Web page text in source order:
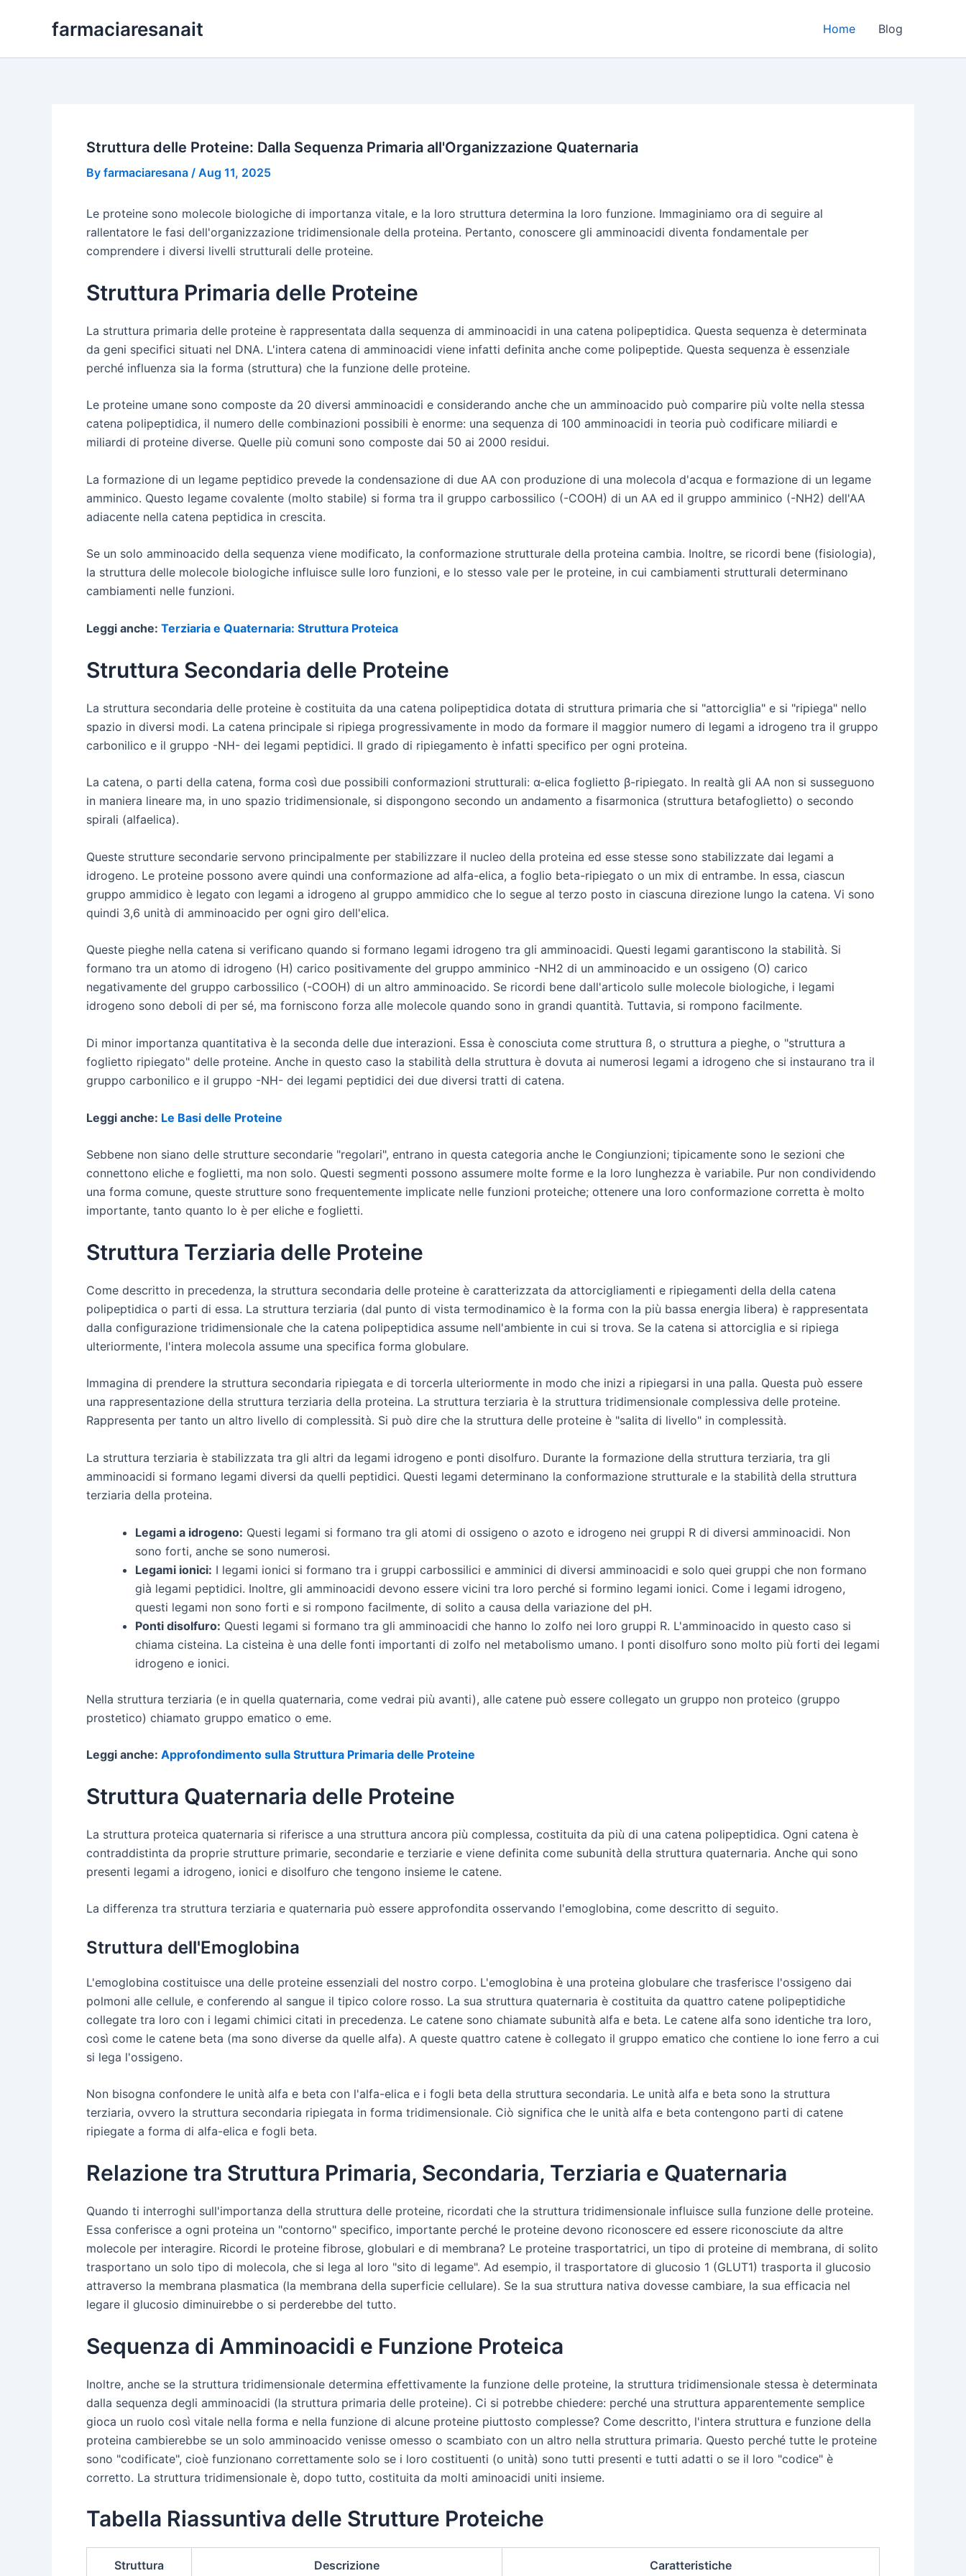
farmaciaresanait Home Blog
Struttura delle Proteine: Dalla Sequenza Primaria all'Organizzazione Quaternaria
By farmaciaresana / Aug 11, 2025
Le proteine sono molecole biologiche di importanza vitale, e la loro struttura determina la loro funzione. Immaginiamo ora di seguire al
rallentatore le fasi dell'organizzazione tridimensionale della proteina. Pertanto, conoscere gli amminoacidi diventa fondamentale per
comprendere i diversi livelli strutturali delle proteine.
Struttura Primaria delle Proteine
La struttura primaria delle proteine è rappresentata dalla sequenza di amminoacidi in una catena polipeptidica. Questa sequenza è determinata
da geni specifici situati nel DNA. L'intera catena di amminoacidi viene infatti definita anche come polipeptide. Questa sequenza è essenziale
perché influenza sia la forma (struttura) che la funzione delle proteine.
Le proteine umane sono composte da 20 diversi amminoacidi e considerando anche che un amminoacido può comparire più volte nella stessa
catena polipeptidica, il numero delle combinazioni possibili è enorme: una sequenza di 100 amminoacidi in teoria può codificare miliardi e
miliardi di proteine diverse. Quelle più comuni sono composte dai 50 ai 2000 residui.
La formazione di un legame peptidico prevede la condensazione di due AA con produzione di una molecola d'acqua e formazione di un legame
amminico. Questo legame covalente (molto stabile) si forma tra il gruppo carbossilico (-COOH) di un AA ed il gruppo amminico (-NH2) dell'AA
adiacente nella catena peptidica in crescita.
Se un solo amminoacido della sequenza viene modificato, la conformazione strutturale della proteina cambia. Inoltre, se ricordi bene (fisiologia),
la struttura delle molecole biologiche influisce sulle loro funzioni, e lo stesso vale per le proteine, in cui cambiamenti strutturali determinano
cambiamenti nelle funzioni.
Leggi anche: Terziaria e Quaternaria: Struttura Proteica
Struttura Secondaria delle Proteine
La struttura secondaria delle proteine è costituita da una catena polipeptidica dotata di struttura primaria che si "attorciglia" e si "ripiega" nello
spazio in diversi modi. La catena principale si ripiega progressivamente in modo da formare il maggior numero di legami a idrogeno tra il gruppo
carbonilico e il gruppo -NH- dei legami peptidici. Il grado di ripiegamento è infatti specifico per ogni proteina.
La catena, o parti della catena, forma così due possibili conformazioni strutturali: α-elica foglietto β-ripiegato. In realtà gli AA non si susseguono
in maniera lineare ma, in uno spazio tridimensionale, si dispongono secondo un andamento a fisarmonica (struttura betafoglietto) o secondo
spirali (alfaelica).
Queste strutture secondarie servono principalmente per stabilizzare il nucleo della proteina ed esse stesse sono stabilizzate dai legami a
idrogeno. Le proteine possono avere quindi una conformazione ad alfa-elica, a foglio beta-ripiegato o un mix di entrambe. In essa, ciascun
gruppo ammidico è legato con legami a idrogeno al gruppo ammidico che lo segue al terzo posto in ciascuna direzione lungo la catena. Vi sono
quindi 3,6 unità di amminoacido per ogni giro dell'elica.
Queste pieghe nella catena si verificano quando si formano legami idrogeno tra gli amminoacidi. Questi legami garantiscono la stabilità. Si
formano tra un atomo di idrogeno (H) carico positivamente del gruppo amminico -NH2 di un amminoacido e un ossigeno (O) carico
negativamente del gruppo carbossilico (-COOH) di un altro amminoacido. Se ricordi bene dall'articolo sulle molecole biologiche, i legami
idrogeno sono deboli di per sé, ma forniscono forza alle molecole quando sono in grandi quantità. Tuttavia, si rompono facilmente.
Di minor importanza quantitativa è la seconda delle due interazioni. Essa è conosciuta come struttura ß, o struttura a pieghe, o "struttura a
foglietto ripiegato" delle proteine. Anche in questo caso la stabilità della struttura è dovuta ai numerosi legami a idrogeno che si instaurano tra il
gruppo carbonilico e il gruppo -NH- dei legami peptidici dei due diversi tratti di catena.
Leggi anche: Le Basi delle Proteine
Sebbene non siano delle strutture secondarie "regolari", entrano in questa categoria anche le Congiunzioni; tipicamente sono le sezioni che
connettono eliche e foglietti, ma non solo. Questi segmenti possono assumere molte forme e la loro lunghezza è variabile. Pur non condividendo
una forma comune, queste strutture sono frequentemente implicate nelle funzioni proteiche; ottenere una loro conformazione corretta è molto
importante, tanto quanto lo è per eliche e foglietti.
Struttura Terziaria delle Proteine
Come descritto in precedenza, la struttura secondaria delle proteine è caratterizzata da attorcigliamenti e ripiegamenti della della catena
polipeptidica o parti di essa. La struttura terziaria (dal punto di vista termodinamico è la forma con la più bassa energia libera) è rappresentata
dalla configurazione tridimensionale che la catena polipeptidica assume nell'ambiente in cui si trova. Se la catena si attorciglia e si ripiega
ulteriormente, l'intera molecola assume una specifica forma globulare.
Immagina di prendere la struttura secondaria ripiegata e di torcerla ulteriormente in modo che inizi a ripiegarsi in una palla. Questa può essere
una rappresentazione della struttura terziaria della proteina. La struttura terziaria è la struttura tridimensionale complessiva delle proteine.
Rappresenta per tanto un altro livello di complessità. Si può dire che la struttura delle proteine è "salita di livello" in complessità.
La struttura terziaria è stabilizzata tra gli altri da legami idrogeno e ponti disolfuro. Durante la formazione della struttura terziaria, tra gli
amminoacidi si formano legami diversi da quelli peptidici. Questi legami determinano la conformazione strutturale e la stabilità della struttura
terziaria della proteina.
Legami a idrogeno: Questi legami si formano tra gli atomi di ossigeno o azoto e idrogeno nei gruppi R di diversi amminoacidi. Non
sono forti, anche se sono numerosi.
Legami ionici: I legami ionici si formano tra i gruppi carbossilici e amminici di diversi amminoacidi e solo quei gruppi che non formano
già legami peptidici. Inoltre, gli amminoacidi devono essere vicini tra loro perché si formino legami ionici. Come i legami idrogeno,
questi legami non sono forti e si rompono facilmente, di solito a causa della variazione del pH.
Ponti disolfuro: Questi legami si formano tra gli amminoacidi che hanno lo zolfo nei loro gruppi R. L'amminoacido in questo caso si
chiama cisteina. La cisteina è una delle fonti importanti di zolfo nel metabolismo umano. I ponti disolfuro sono molto più forti dei legami
idrogeno e ionici.
Nella struttura terziaria (e in quella quaternaria, come vedrai più avanti), alle catene può essere collegato un gruppo non proteico (gruppo
prostetico) chiamato gruppo ematico o eme.
Leggi anche: Approfondimento sulla Struttura Primaria delle Proteine
Struttura Quaternaria delle Proteine
La struttura proteica quaternaria si riferisce a una struttura ancora più complessa, costituita da più di una catena polipeptidica. Ogni catena è
contraddistinta da proprie strutture primarie, secondarie e terziarie e viene definita come subunità della struttura quaternaria. Anche qui sono
presenti legami a idrogeno, ionici e disolfuro che tengono insieme le catene.
La differenza tra struttura terziaria e quaternaria può essere approfondita osservando l'emoglobina, come descritto di seguito.
Struttura dell'Emoglobina
L'emoglobina costituisce una delle proteine essenziali del nostro corpo. L'emoglobina è una proteina globulare che trasferisce l'ossigeno dai
polmoni alle cellule, e conferendo al sangue il tipico colore rosso. La sua struttura quaternaria è costituita da quattro catene polipeptidiche
collegate tra loro con i legami chimici citati in precedenza. Le catene sono chiamate subunità alfa e beta. Le catene alfa sono identiche tra loro,
così come le catene beta (ma sono diverse da quelle alfa). A queste quattro catene è collegato il gruppo ematico che contiene lo ione ferro a cui
si lega l'ossigeno.
Non bisogna confondere le unità alfa e beta con l'alfa-elica e i fogli beta della struttura secondaria. Le unità alfa e beta sono la struttura
terziaria, ovvero la struttura secondaria ripiegata in forma tridimensionale. Ciò significa che le unità alfa e beta contengono parti di catene
ripiegate a forma di alfa-elica e fogli beta.
Relazione tra Struttura Primaria, Secondaria, Terziaria e Quaternaria
Quando ti interroghi sull'importanza della struttura delle proteine, ricordati che la struttura tridimensionale influisce sulla funzione delle proteine.
Essa conferisce a ogni proteina un "contorno" specifico, importante perché le proteine devono riconoscere ed essere riconosciute da altre
molecole per interagire. Ricordi le proteine fibrose, globulari e di membrana? Le proteine trasportatrici, un tipo di proteine di membrana, di solito
trasportano un solo tipo di molecola, che si lega al loro "sito di legame". Ad esempio, il trasportatore di glucosio 1 (GLUT1) trasporta il glucosio
attraverso la membrana plasmatica (la membrana della superficie cellulare). Se la sua struttura nativa dovesse cambiare, la sua efficacia nel
legare il glucosio diminuirebbe o si perderebbe del tutto.
Sequenza di Amminoacidi e Funzione Proteica
Inoltre, anche se la struttura tridimensionale determina effettivamente la funzione delle proteine, la struttura tridimensionale stessa è determinata
dalla sequenza degli amminoacidi (la struttura primaria delle proteine). Ci si potrebbe chiedere: perché una struttura apparentemente semplice
gioca un ruolo così vitale nella forma e nella funzione di alcune proteine piuttosto complesse? Come descritto, l'intera struttura e funzione della
proteina cambierebbe se un solo amminoacido venisse omesso o scambiato con un altro nella struttura primaria. Questo perché tutte le proteine
sono "codificate", cioè funzionano correttamente solo se i loro costituenti (o unità) sono tutti presenti e tutti adatti o se il loro "codice" è
corretto. La struttura tridimensionale è, dopo tutto, costituita da molti aminoacidi uniti insieme.
Tabella Riassuntiva delle Strutture Proteiche
Struttura Descrizione Caratteristiche